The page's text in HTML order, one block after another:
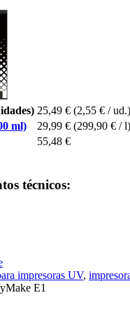
25,49 € (2,55 € / ud.)
ml)
29,99 € (299,90 € / l)
55,48 €
técnicos:
impresoras UV,
E1